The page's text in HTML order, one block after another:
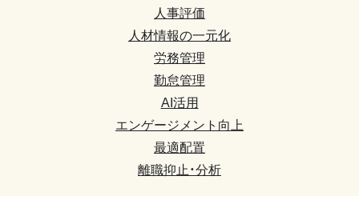
人事評価
人材情報の一元化
労務管理
勤怠管理
AI活用
エンゲージメント向上
最適配置
離職抑止・分析